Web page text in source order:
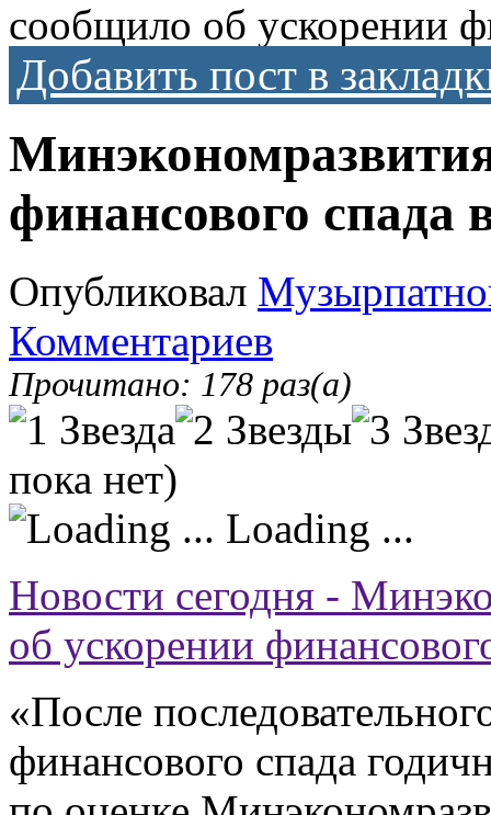
сообщило об ускорении
Добавить пост в
финансового спада
Опубликовал
Комментариев
Прочитано: 178 раз(а)
пока нет)
Loading ...
Новости сегодня -
об ускорении
«После
финансового спада